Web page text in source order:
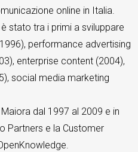
online in Italia.
stato tra i primi a sviluppare
performance advertising
enterprise content (2004),
social media marketing
dal 1997 al 2009 e in
Partners e la Customer